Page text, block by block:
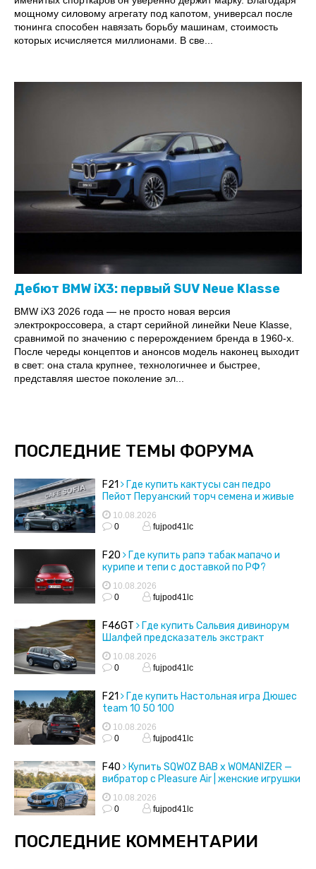
мощному силовому агрегату под капотом, универсал после
тюнинга способен навязать борьбу машинам, стоимость
которых исчисляется миллионами. В све...
Дебют BMW iX3: первый SUV Neue Klasse
BMW iX3 2026 года — не просто новая версия
электрокроссовера, а старт серийной линейки Neue Klasse,
сравнимой по значению с перерождением бренда в 1960-х.
После череды концептов и анонсов модель наконец выходит
в свет: она стала крупнее, технологичнее и быстрее,
представляя шестое поколение эл...
ПОСЛЕДНИЕ ТЕМЫ ФОРУМА
F21
Где купить кактусы сан педро
Пейот Перуанский торч семена и живые
кактусы
10.08.2026
0
fujpod41lc
F20
Где купить рапэ табак мапачо и
курипе и тепи с доставкой по РФ?
10.08.2026
0
fujpod41lc
F46GT
Где купить Сальвия дивинорум
Шалфей предсказатель экстракт
черенки семена
10.08.2026
0
fujpod41lc
F21
Где купить Настольная игра Дюшес
team 10 50 100
10.08.2026
0
fujpod41lc
F40
Купить SQWOZ BAB x WOMANIZER —
вибратор с Pleasure Air | женские игрушки
10.08.2026
0
fujpod41lc
ПОСЛЕДНИЕ КОММЕНТАРИИ